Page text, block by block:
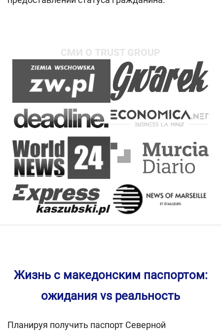
СМИ О TRUST GROUP
Жизнь с македонским паспортом:
ожидания vs реальность
Планируя получить паспорт Северной